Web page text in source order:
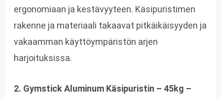
ergonomiaan ja kestävyyteen. Käsipuristimen
rakenne ja materiaali takaavat pitkäikäisyyden ja
vakaamman käyttöympäristön arjen
harjoituksissa.
2. Gymstick Aluminum Käsipuristin – 45kg –